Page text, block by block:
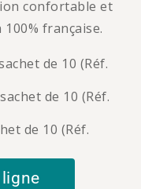
confortable et
française.
de 10 (Réf.
de 10 (Réf.
de 10 (Réf.